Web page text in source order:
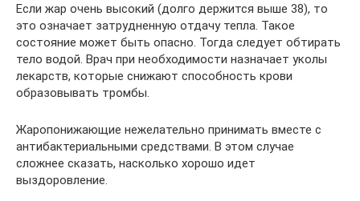
Если жар очень высокий (долго держится выше 38), то
это означает затрудненную отдачу тепла. Такое
состояние может быть опасно. Тогда следует обтирать
тело водой. Врач при необходимости назначает уколы
лекарств, которые снижают способность крови
образовывать тромбы.
Жаропонижающие нежелательно принимать вместе с
антибактериальными средствами. В этом случае
сложнее сказать, насколько хорошо идет
выздоровление.